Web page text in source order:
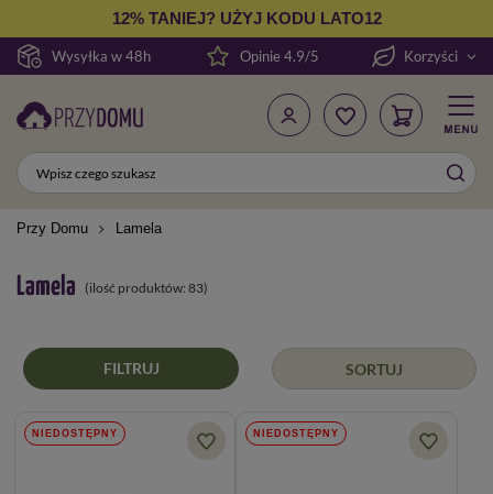
Wysyłka w 48h
12% TANIEJ? UŻYJ KODU LATO12
Opinie 4.9/5 Korzyści
Przy Domu Lamela
Lamela (ilość produktów: 83)
SORTUJ
FILTRUJ
NIEDOSTĘPNY NIEDOSTĘPNY